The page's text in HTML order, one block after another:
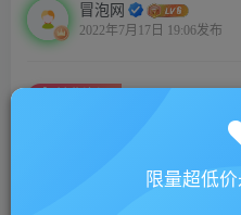
冒泡网
2022年7月17日 19:06发布
成为影响力销售员必备的心态
此内容为付费资源，请付费后查
限量超低